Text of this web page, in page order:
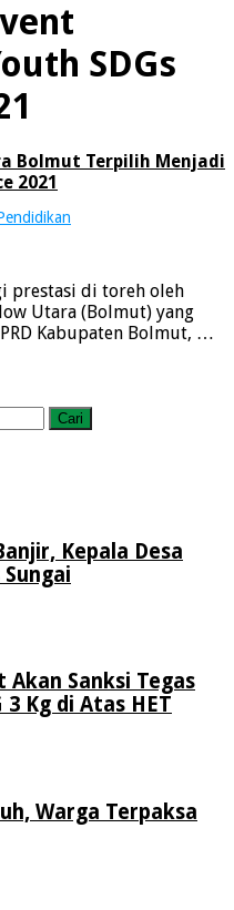
SDGs
Bolmut Terpilih Menjadi
2021
prestasi di toreh oleh
Utara (Bolmut) yang
Kabupaten Bolmut, …
Kepala Desa
Sanksi Tegas
3 Kg di Atas HET
Warga Terpaksa